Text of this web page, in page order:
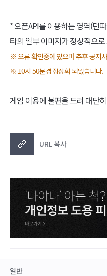
* 오픈API를 이용하는 영역(던
타의 일부 이미지가 정상적으
※ 오류 확인중에 있으며 추후 공지
※ 10시 50분경 정상화 되었습니다.
게임 이용에 불편을 드려 대단
URL 복사
일반